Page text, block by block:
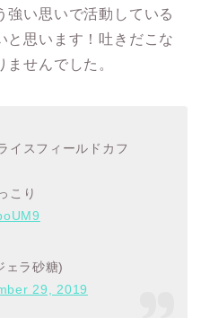
強い思いで活動している
と思います！吐きだこな
せんでした。
イスフィールドカフ
こり
ラ砂糖)
29, 2019